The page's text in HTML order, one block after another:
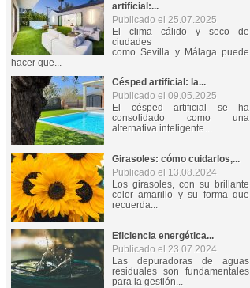
artificial:...
Publicado el 25.07.2025
El clima cálido y seco de
ciudades
como Sevilla y Málaga puede
hacer que...
Césped artificial: la...
Publicado el 09.05.2025
El césped artificial se ha
consolidado como una
alternativa inteligente...
Girasoles: cómo cuidarlos,...
Publicado el 13.08.2024
Los girasoles, con su brillante
color amarillo y su forma que
recuerda...
Eficiencia energética...
Publicado el 23.07.2024
Las depuradoras de aguas
residuales son fundamentales
para la gestión...